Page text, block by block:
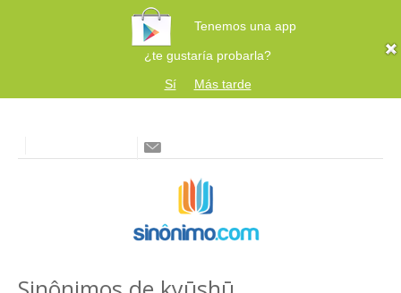
Tenemos una app
¿te gustaría probarla?
Sí
Más tarde